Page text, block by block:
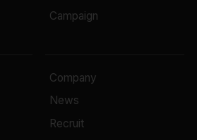
Campaign
Company
News
Recruit